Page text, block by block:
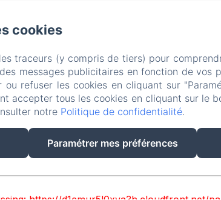
EN
FR
Créé par Amenitiz
cookies
traceurs (y compris de tiers) pour
messages publicitaires en fonction de vos
ou refuser les cookies en cliquant sur
accepter tous les cookies en cliquant sur le
notre Politique de confidentialité.
Paramétrer mes préférences